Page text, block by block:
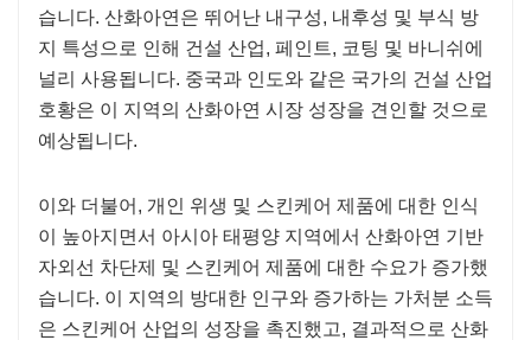
습니다. 산화아연은 ​​뛰어난 내구성, 내후성 및 부식 방
지 특성으로 인해 건설 산업, 페인트, 코팅 및 바니쉬에
널리 사용됩니다. 중국과 인도와 같은 국가의 건설 산업
호황은 이 지역의 산화아연 시장 성장을 견인할 것으로
예상됩니다.
이와 더불어, 개인 위생 및 스킨케어 제품에 대한 인식
이 높아지면서 아시아 태평양 지역에서 산화아연 기반
자외선 차단제 및 스킨케어 제품에 대한 수요가 증가했
습니다. 이 지역의 방대한 인구와 증가하는 가처분 소득
은 스킨케어 산업의 성장을 촉진했고, 결과적으로 산화